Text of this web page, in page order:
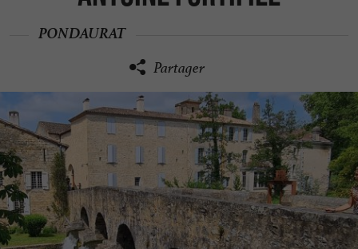
PONDAURAT
Partager